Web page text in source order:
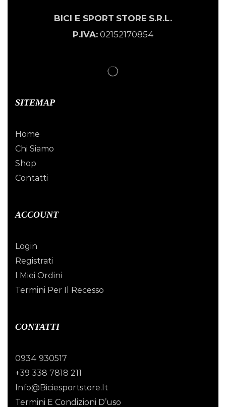
BICI E SPORT STORE S.R.L.
P.IVA:02152170854
SITEMAP
Home
Chi Siamo
Shop
Contatti
ACCOUNT
Login
Registrati
I Miei Ordini
Termini Per Il Recesso
CONTATTI
0934 930517
+39 338 7818 211
Info@biciesportstore.it
Termini E Condizioni D’uso